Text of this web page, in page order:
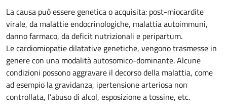
La causa può essere genetica o acquisita: post-miocardite
virale, da malattie endocrinologiche, malattia autoimmuni,
danno farmaco, da deficit nutrizionali e peripartum.
Le cardiomiopatie dilatative genetiche, vengono trasmesse in
genere con una modalità autosomico-dominante. Alcune
condizioni possono aggravare il decorso della malattia, come
ad esempio la gravidanza, ipertensione arteriosa non
controllata, l’abuso di alcol, esposizione a tossine, etc.